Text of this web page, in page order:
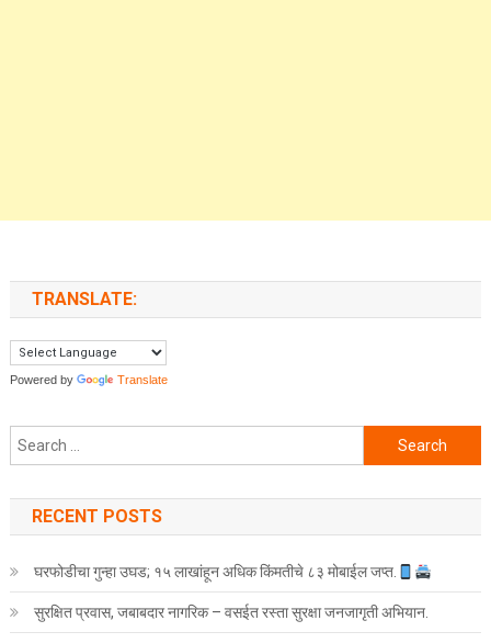
TRANSLATE:
Powered by Translate
Search for:
RECENT POSTS
घरफोडीचा गुन्हा उघड; १५ लाखांहून अधिक किंमतीचे ८३ मोबाईल जप्त.
सुरक्षित प्रवास, जबाबदार नागरिक – वसईत रस्ता सुरक्षा जनजागृती अभियान.